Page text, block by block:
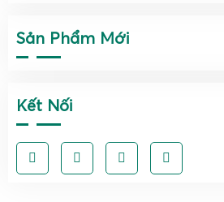
Sản Phẩm Mới
Kết Nối